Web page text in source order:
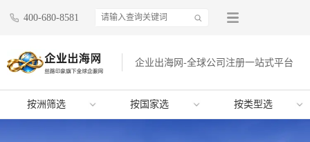
400-680-8581
企业出海网-全球公司注册一站式平台
按洲筛选 按国家选 按类型选